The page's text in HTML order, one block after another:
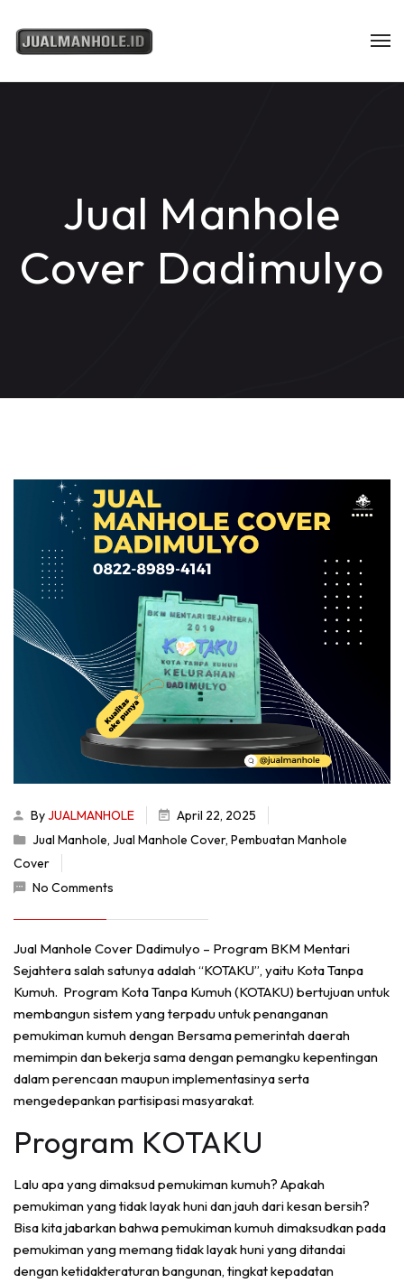
Jual Manhole
Cover Dadimulyo
ByJUALMANHOLE
April 22, 2025
Jual Manhole, Jual Manhole Cover, Pembuatan Manhole
Cover
No Comments
Jual Manhole Cover Dadimulyo – Program BKM Mentari
Sejahtera salah satunya adalah “KOTAKU”, yaitu Kota Tanpa
Kumuh. Program Kota Tanpa Kumuh (KOTAKU) bertujuan untuk
membangun sistem yang terpadu untuk penanganan
pemukiman kumuh dengan Bersama pemerintah daerah
memimpin dan bekerja sama dengan pemangku kepentingan
dalam perencaan maupun implementasinya serta
mengedepankan partisipasi masyarakat.
Program KOTAKU
Lalu apa yang dimaksud pemukiman kumuh? Apakah
pemukiman yang tidak layak huni dan jauh dari kesan bersih?
Bisa kita jabarkan bahwa pemukiman kumuh dimaksudkan pada
pemukiman yang memang tidak layak huni yang ditandai
dengan ketidakteraturan bangunan, tingkat kepadatan